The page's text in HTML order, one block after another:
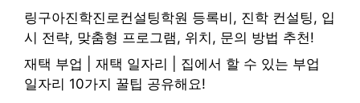
링구아진학진로컨설팅학원 등록비, 진학 컨설팅, 입
시 전략, 맞춤형 프로그램, 위치, 문의 방법 추천!
재택 부업 | 재택 일자리 | 집에서 할 수 있는 부업
일자리 10가지 꿀팁 공유해요!